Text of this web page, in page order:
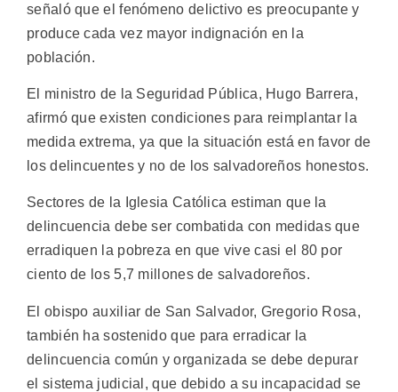
señaló que el fenómeno delictivo es preocupante y
produce cada vez mayor indignación en la
población.
El ministro de la Seguridad Pública, Hugo Barrera,
afirmó que existen condiciones para reimplantar la
medida extrema, ya que la situación está en favor de
los delincuentes y no de los salvadoreños honestos.
Sectores de la Iglesia Católica estiman que la
delincuencia debe ser combatida con medidas que
erradiquen la pobreza en que vive casi el 80 por
ciento de los 5,7 millones de salvadoreños.
El obispo auxiliar de San Salvador, Gregorio Rosa,
también ha sostenido que para erradicar la
delincuencia común y organizada se debe depurar
el sistema judicial, que debido a su incapacidad se